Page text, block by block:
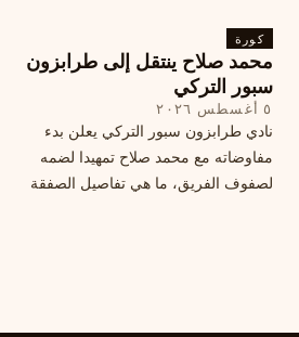
كورة
محمد صلاح ينتقل إلى طرابزون
سبور التركي
٥ أغسطس ٢٠٢٦
نادي طرابزون سبور التركي يعلن بدء
مفاوضاته مع محمد صلاح تمهيدا لضمه
لصفوف الفريق، ما هي تفاصيل الصفقة